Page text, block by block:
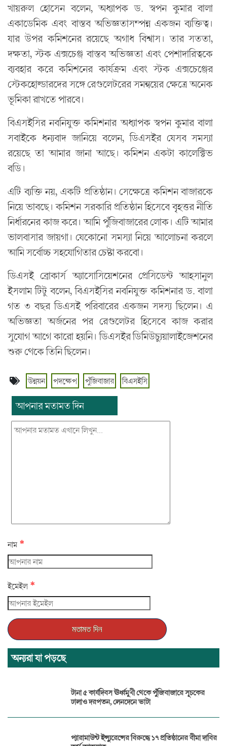
খায়রুল হোসেন বলেন, অধ্যাপক ড. স্বপন কুমার বালা
একাডেমিক এবং বাস্তব অভিজ্ঞতাসম্পন্ন একজন ব্যক্তিত্ব।
যার উপর কমিশনের রয়েছে অগাধ বিশ্বাস। তার সততা,
দক্ষতা, স্টক এক্সচেঞ্জ বাস্তব অভিজ্ঞতা এবং পেশাদারিত্বকে
ব্যবহার করে কমিশনের কার্যক্রম এবং স্টক এক্সচেঞ্জের
স্টেকহোল্ডারদের সঙ্গে রেগুলেটরের সমন্বয়ের ক্ষেত্রে অনেক
ভূমিকা রাখতে পারবে।
বিএসইসির নবনিযুক্ত কমিশনার অধ্যাপক স্বপন কুমার বালা
সবাইকে ধন্যবাদ জানিয়ে বলেন, ডিএসইর যেসব সমস্যা
রয়েছে তা আমার জানা আছে। কমিশন একটা কালেক্টিভ
বডি।
এটি ব্যক্তি নয়, একটি প্রতিষ্ঠান। সেক্ষেত্রে কমিশন বাজারকে
নিয়ে ভাবছে। কমিশন সরকারি প্রতিষ্ঠান হিসেবে বৃহত্তর নীতি
নির্ধারনের কাজ করে। আমি পুঁজিবাজারের লোক। এটি আমার
ভালবাসার জায়গা। যেকোনো সমস্যা নিয়ে আলোচনা করলে
আমি সর্বোচ্চ সহযোগিতার চেষ্টা করবো।
ডিএসই ব্রোকার্স অ্যাসোসিয়েশনের প্রেসিডেন্ট আহসানুল
ইসলাম টিটু বলেন, বিএসইসির নবনিযুক্ত কমিশনার ড. বালা
গত ৩ বছর ডিএসই পরিবারের একজন সদস্য ছিলেন। এ
অভিজ্ঞতা অর্জনের পর রেগুলেটর হিসেবে কাজ করার
সুযোগ আগে কারো হয়নি। ডিএসইর ডিমিউচ্যুয়ালাইজেশনের
শুরু থেকে তিনি ছিলেন।
উন্নয়ন পদক্ষেপ পুঁজিবাজার বিএসইসি
আপনার মতামত দিন
নাম *
ইমেইল *
অন্যরা যা পড়ছে
টানা ৫ কার্যদিবস ঊর্ধ্বমুখী থেকে পুঁজিবাজারে সূচকের
ঢালাও দরপতন, লেনদেনে ভাটা
প্যারামাউন্ট ইন্স্যুরেন্সের বিরুদ্ধে ১৭ প্রতিষ্ঠানের বীমা দাবির